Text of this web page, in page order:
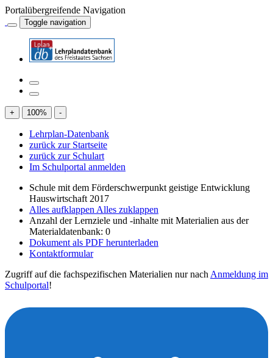
Portalübergreifende Navigation
Toggle navigation
+ 100% -
Lehrplan-Datenbank
zurück zur Startseite
zurück zur Schulart
Im Schulportal anmelden
Schule mit dem Förderschwerpunkt geistige Entwicklung
Hauswirtschaft 2017
Alles aufklappen Alles zuklappen
Anzahl der Lernziele und -inhalte mit Materialien aus der
Materialdatenbank: 0
Dokument als PDF herunterladen
Kontaktformular
Zugriff auf die fachspezifischen Materialien nur nach Anmeldung im
Schulportal!